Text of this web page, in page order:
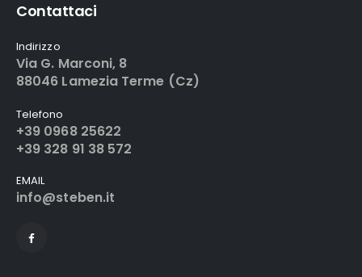
Contattaci
Indirizzo
Via G. Marconi, 8
88046 Lamezia Terme (Cz)
Telefono
+39 0968 25622
+39 328 91 38 572
EMAIL
info@steben.it